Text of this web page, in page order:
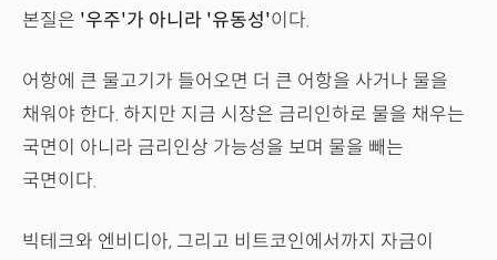
본질은 '우주'가 아니라 '유동성'이다.
어항에 큰 물고기가 들어오면 더 큰 어항을 사거나 물을
채워야 한다. 하지만 지금 시장은 금리인하로 물을 채우는
국면이 아니라 금리인상 가능성을 보며 물을 빼는
국면이다.
빅테크와 엔비디아, 그리고 비트코인에서까지 자금이